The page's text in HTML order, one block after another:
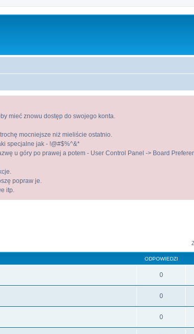
mieć znowu dostęp do swojego konta.
mocniejsze niż mieliście ostatnio.
specjalne jak - !@#$%^&*
u góry po prawej a potem - User Control Panel -> Board
popraw je.
itp.
ODPOWIEDZI
0
0
0